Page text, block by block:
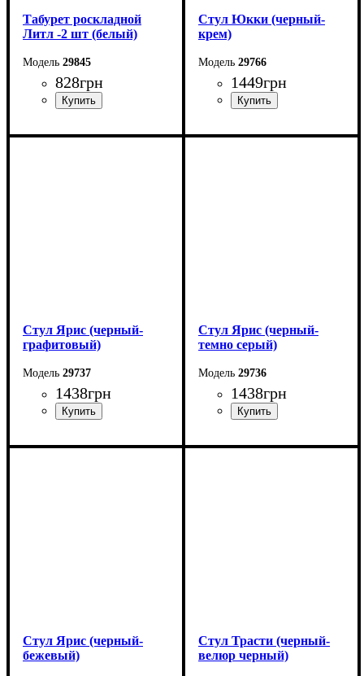
Табурет роскладной
Литл -2 шт (белый)
29845
828грн
Ширина: 33 см
Стул Юкки (черный-
крем)
29766
1449грн
Ширина: 45 см
Стул Ярис (черный-
графитовый)
29737
1438грн
Ширина: 48 см
Стул Ярис (черный-
темно серый)
29736
1438грн
Ширина: 48 см
Стул Ярис (черный-
бежевый)
Стул Трасти (черный-
велюр черный)